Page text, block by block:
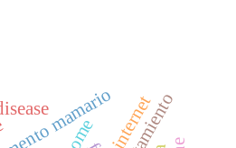
mamariointernet